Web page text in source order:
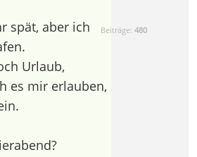
Beiträge:480
spät, aber ich
Urlaub,
es mir erlauben,